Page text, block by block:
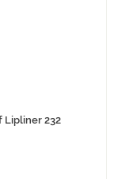
Lipliner 232